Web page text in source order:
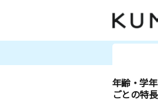
年齢・学年
ごとの特長